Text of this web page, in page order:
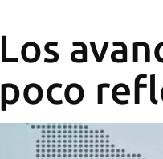
Los
poco